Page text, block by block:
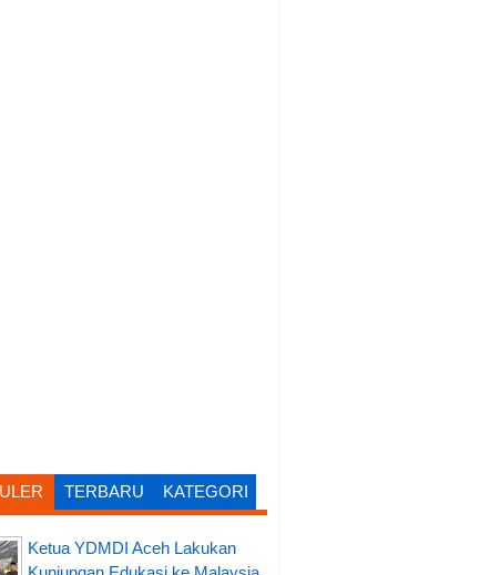
TERBARU KATEGORI
Ketua YDMDI Aceh Lakukan